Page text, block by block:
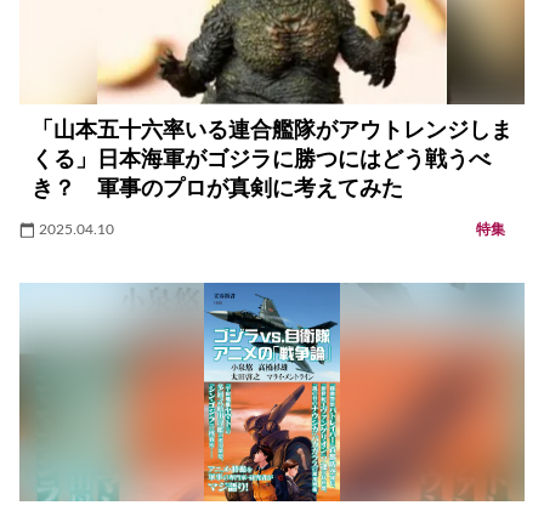
「山本五十六率いる連合艦隊がアウトレンジしま
くる」日本海軍がゴジラに勝つにはどう戦うべ
き？ 軍事のプロが真剣に考えてみた
2025.04.10 特集